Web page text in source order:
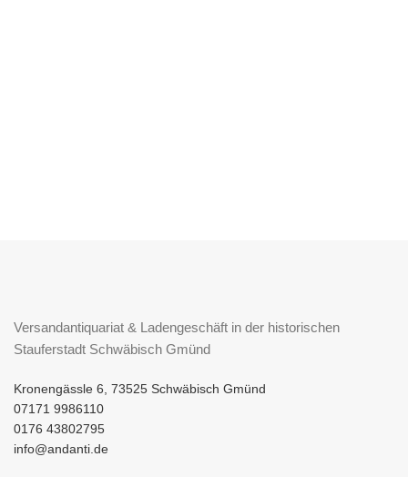
Versandantiquariat & Ladengeschäft in der historischen
Stauferstadt Schwäbisch Gmünd
Kronengässle 6, 73525 Schwäbisch Gmünd
07171 9986110
0176 43802795
info@andanti.de